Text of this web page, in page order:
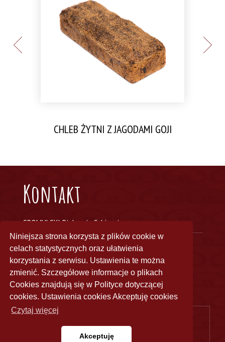
Niniejsza strona korzysta z plików cookie w
celach statystycznych oraz ułatwienia
korzystania z serwisu. Ustawienia te można
zmienić. Szczegółowe informacje o plikach
Cookies znajdują się w Polityce dotyczącej
cookies. Ustawienia cookies Akceptuję cookies
Czytaj więcej
Akceptuję
CHLEB ŻYTNI Z JAGODAMI GOJI
Kontakt
GROMULSKI Piekarnia Cukiernia
ul. Przemysłowa 2
05-300 Mińsk Mazowiecki
biuro@piekarniagromulski.pl
tel.: 25 758-63-68
fax: 25 759-41-51